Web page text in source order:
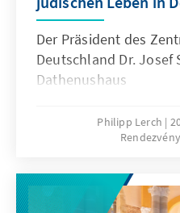
Der Präsident des
Deutschland Dr. Josef
Dathenushaus
Philipp Lerch